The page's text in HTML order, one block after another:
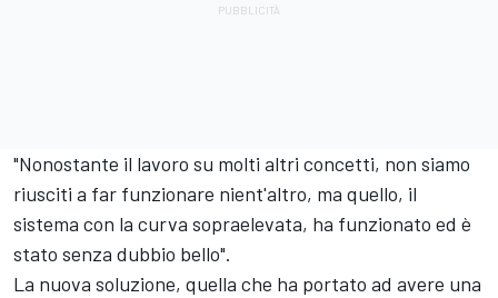
"Nonostante il lavoro su molti altri concetti, non siamo
riusciti a far funzionare nient'altro, ma quello, il
sistema con la curva sopraelevata, ha funzionato ed è
stato senza dubbio bello".
La nuova soluzione, quella che ha portato ad avere una